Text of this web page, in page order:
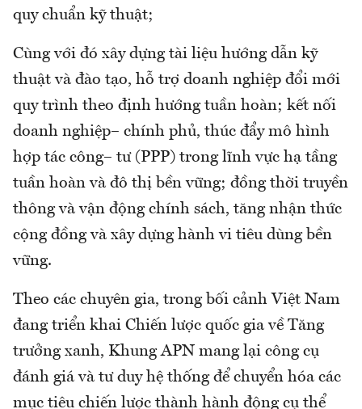
quy chuẩn kỹ thuật;
Cùng với đó xây dựng tài liệu hướng dẫn kỹ
thuật và đào tạo, hỗ trợ doanh nghiệp đổi mới
quy trình theo định hướng tuần hoàn; kết nối
doanh nghiệp– chính phủ, thúc đẩy mô hình
hợp tác công– tư (PPP) trong lĩnh vực hạ tầng
tuần hoàn và đô thị bền vững; đồng thời truyền
thông và vận động chính sách, tăng nhận thức
cộng đồng và xây dựng hành vi tiêu dùng bền
vững.
Theo các chuyên gia, trong bối cảnh Việt Nam
đang triển khai Chiến lược quốc gia về Tăng
trưởng xanh, Khung APN mang lại công cụ
đánh giá và tư duy hệ thống để chuyển hóa các
mục tiêu chiến lược thành hành động cụ thể